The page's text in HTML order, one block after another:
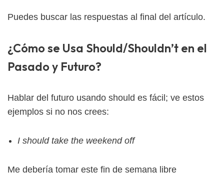
Puedes buscar las respuestas al final del artículo.
¿Cómo se Usa Should/Shouldn’t en el
Pasado y Futuro?
Hablar del futuro usando should es fácil; ve estos
ejemplos si no nos crees:
I should take the weekend off
Me debería tomar este fin de semana libre